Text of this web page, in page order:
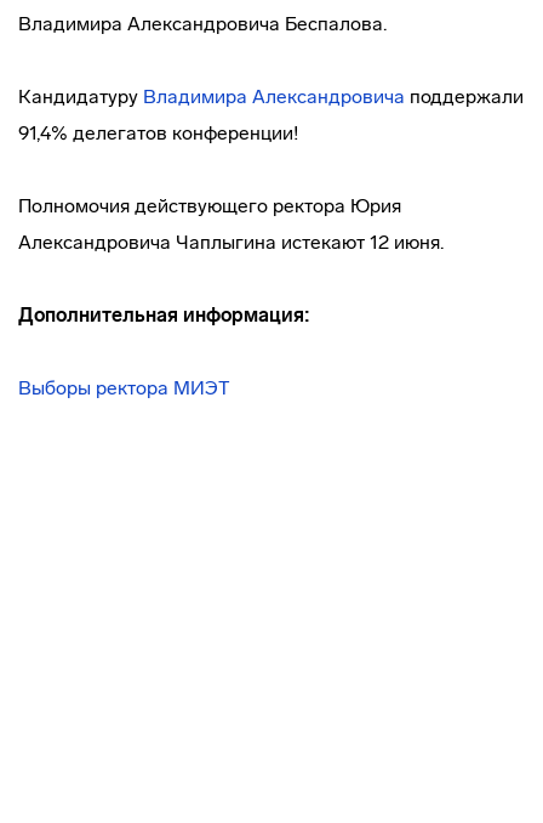
Владимира Александровича Беспалова.
Кандидатуру Владимира Александровича поддержали
91,4% делегатов конференции!
Полномочия действующего ректора Юрия
Александровича Чаплыгина истекают 12 июня.
Дополнительная информация:
Выборы ректора МИЭТ